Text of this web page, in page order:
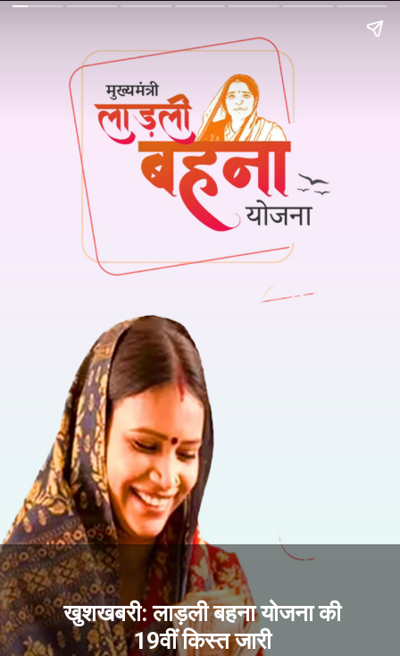
खुशखबरी: लाड़ली बहना योजना की
19वीं किस्त जारी